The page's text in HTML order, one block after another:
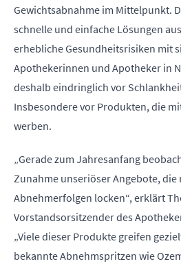
Gewichtsabnahme im Mittelpunkt.
schnelle und einfache Lösungen
erhebliche Gesundheitsrisiken mit
Apothekerinnen und Apotheker in
deshalb eindringlich vor
Insbesondere vor Produkten, die
werben.
„Gerade zum Jahresanfang
Zunahme unseriöser Angebote, die
Abnehmerfolgen locken“, erklärt
Vorstandsorsitzender des
„Viele dieser Produkte greifen
bekannte Abnehmspritzen wie